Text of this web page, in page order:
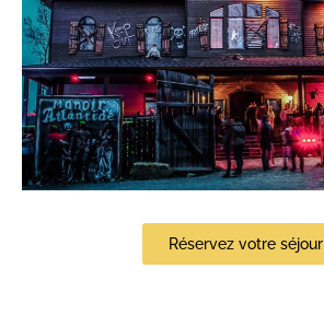
Réservez votre séjour